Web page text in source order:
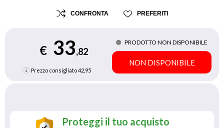
CONFRONTA PREFERITI
€ 33,82
Prezzo consigliato42,95
PRODOTTO NON DISPONIBILE
NON DISPONIBILE
Proteggi il tuo acquisto